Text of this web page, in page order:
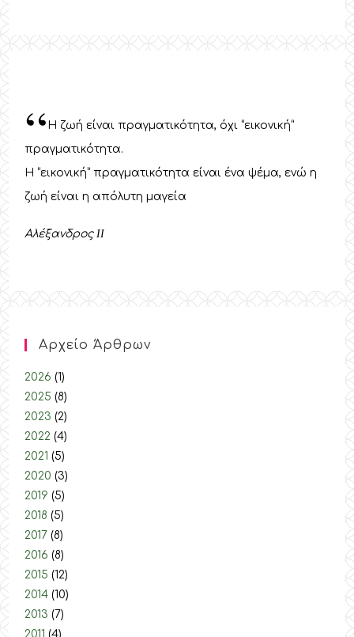
“Η ζωή είναι πραγματικότητα, όχι “εικονική”
πραγματικότητα.
Η “εικονική” πραγματικότητα είναι ένα ψέμα, ενώ η
ζωή είναι η απόλυτη μαγεία
ΑλέξανδροςII
Αρχείο Άρθρων
2026 (1)
2025 (8)
2023 (2)
2022 (4)
2021 (5)
2020 (3)
2019 (5)
2018 (5)
2017 (8)
2016 (8)
2015 (12)
2014 (10)
2013 (7)
2011 (4)